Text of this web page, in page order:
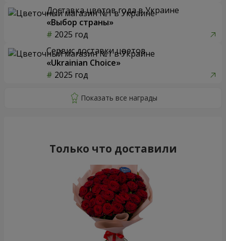
Доставка цветов года в Украине
«Выбор страны»
2025 год
Сервис доставки цветов
«Ukrainian Choice»
2025 год
Только что доставили